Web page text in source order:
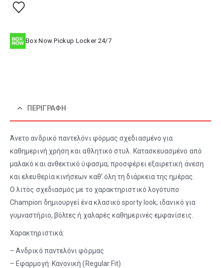
Box Now Pickup Locker 24/7
ΠΕΡΙΓΡΑΦΉ
Άνετο ανδρικό παντελόνι φόρμας σχεδιασμένο για
καθημερινή χρήση και αθλητικό στυλ. Κατασκευασμένο από
μαλακό και ανθεκτικό ύφασμα, προσφέρει εξαιρετική άνεση
και ελευθερία κινήσεων καθ’ όλη τη διάρκεια της ημέρας.
Ο λιτός σχεδιασμός με το χαρακτηριστικό λογότυπο
Champion δημιουργεί ένα κλασικό sporty look, ιδανικό για
γυμναστήριο, βόλτες ή χαλαρές καθημερινές εμφανίσεις.
Χαρακτηριστικά:
– Ανδρικό παντελόνι φόρμας
– Εφαρμογή: Κανονική (Regular Fit)